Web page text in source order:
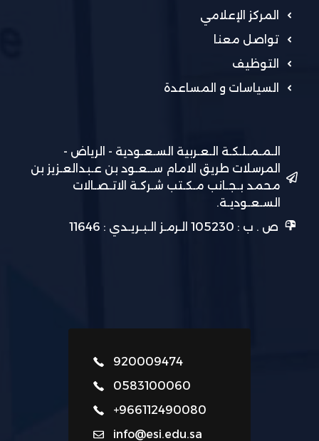
المركز الإعلامي
تواصل معنا
التوظيف
السياسات و المساعدة
الـمـمـلـكـة الـعـربية السـعـودية - الرياض -
المرسلات طريق الامام ســعـود بن عـبدالعـزيز بن
محمد بـجـانب مـكـتب شـركـة الاتـصـالات
السـعـوديـة.
ص . ب : 105230 الـرمـز الـبـريـدي : 11646
920009474
0583100060
+966112490080
info@esi.edu.sa